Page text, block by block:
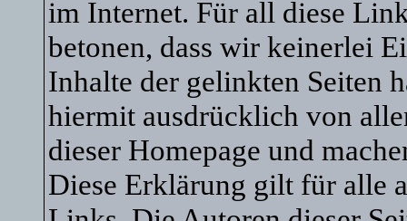
im Internet. Für all diese
betonen, dass wir keinerlei
Inhalte der gelinkten Seiten
hiermit ausdrücklich von
dieser Homepage und
Diese Erklärung gilt für alle